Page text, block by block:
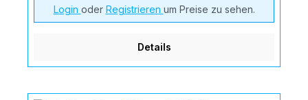
Login oder Registrieren um Preise zu sehen.
Details